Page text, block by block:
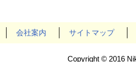
会社案内 サイトマップ
Copyright © 2016